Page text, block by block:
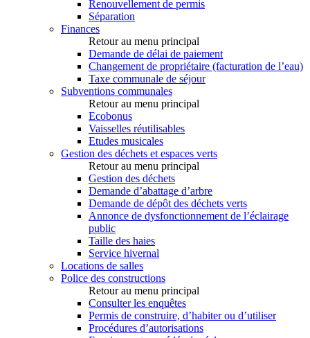
Renouvellement de permis
Séparation
Finances
Retour au menu principal
Demande de délai de paiement
Changement de propriétaire (facturation de l’eau)
Taxe communale de séjour
Subventions communales
Retour au menu principal
Ecobonus
Vaisselles réutilisables
Etudes musicales
Gestion des déchets et espaces verts
Retour au menu principal
Gestion des déchets
Demande d’abattage d’arbre
Demande de dépôt des déchets verts
Annonce de dysfonctionnement de l’éclairage
public
Taille des haies
Service hivernal
Locations de salles
Police des constructions
Retour au menu principal
Consulter les enquêtes
Permis de construire, d’habiter ou d’utiliser
Procédures d’autorisations